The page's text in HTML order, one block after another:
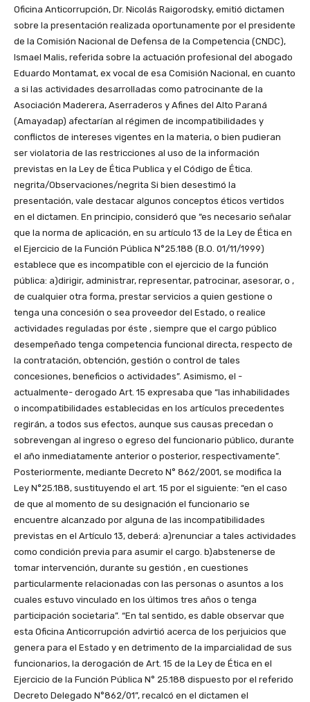
Oficina Anticorrupción, Dr. Nicolás Raigorodsky, emitió dictamen
sobre la presentación realizada oportunamente por el presidente
de la Comisión Nacional de Defensa de la Competencia (CNDC),
Ismael Malis, referida sobre la actuación profesional del abogado
Eduardo Montamat, ex vocal de esa Comisión Nacional, en cuanto
a si las actividades desarrolladas como patrocinante de la
Asociación Maderera, Aserraderos y Afines del Alto Paraná
(Amayadap) afectarían al régimen de incompatibilidades y
conflictos de intereses vigentes en la materia, o bien pudieran
ser violatoria de las restricciones al uso de la información
previstas en la Ley de Ética Publica y el Código de Ética.
negrita/Observaciones/negrita Si bien desestimó la
presentación, vale destacar algunos conceptos éticos vertidos
en el dictamen. En principio, consideró que “es necesario señalar
que la norma de aplicación, en su artículo 13 de la Ley de Ética en
el Ejercicio de la Función Pública N°25.188 (B.O. 01/11/1999)
establece que es incompatible con el ejercicio de la función
pública: a)dirigir, administrar, representar, patrocinar, asesorar, o ,
de cualquier otra forma, prestar servicios a quien gestione o
tenga una concesión o sea proveedor del Estado, o realice
actividades reguladas por éste , siempre que el cargo público
desempeñado tenga competencia funcional directa, respecto de
la contratación, obtención, gestión o control de tales
concesiones, beneficios o actividades”. Asimismo, el -
actualmente- derogado Art. 15 expresaba que “las inhabilidades
o incompatibilidades establecidas en los artículos precedentes
regirán, a todos sus efectos, aunque sus causas precedan o
sobrevengan al ingreso o egreso del funcionario público, durante
el año inmediatamente anterior o posterior, respectivamente”.
Posteriormente, mediante Decreto N° 862/2001, se modifica la
Ley N°25.188, sustituyendo el art. 15 por el siguiente: “en el caso
de que al momento de su designación el funcionario se
encuentre alcanzado por alguna de las incompatibilidades
previstas en el Artículo 13, deberá: a)renunciar a tales actividades
como condición previa para asumir el cargo. b)abstenerse de
tomar intervención, durante su gestión , en cuestiones
particularmente relacionadas con las personas o asuntos a los
cuales estuvo vinculado en los últimos tres años o tenga
participación societaria”. “En tal sentido, es dable observar que
esta Oficina Anticorrupción advirtió acerca de los perjuicios que
genera para el Estado y en detrimento de la imparcialidad de sus
funcionarios, la derogación de Art. 15 de la Ley de Ética en el
Ejercicio de la Función Pública N° 25.188 dispuesto por el referido
Decreto Delegado N°862/01”, recalcó en el dictamen el